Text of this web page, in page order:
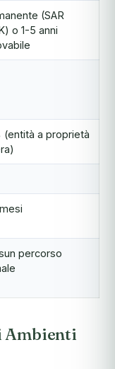
(SAR
o 1-5 anni
(entità a proprietà
percorso
Ambienti